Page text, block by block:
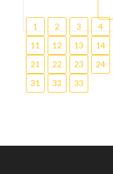
1 2 3 4
11
12 13 14
21
22 23 24
31
32 33